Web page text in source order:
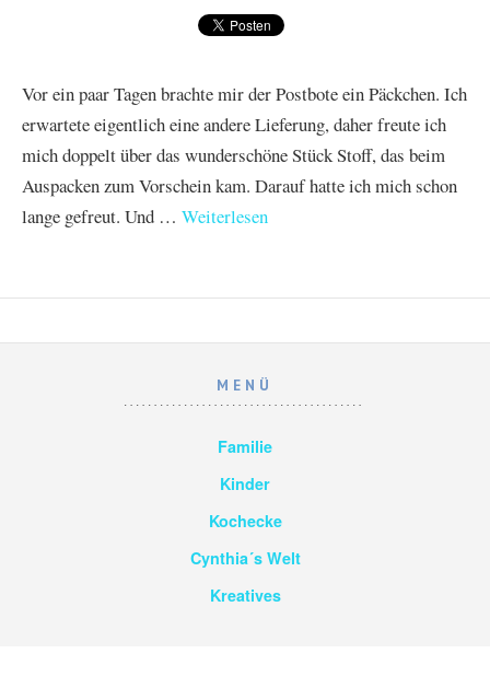
Vor ein paar Tagen brachte mir der Postbote ein Päckchen. Ich
erwartete eigentlich eine andere Lieferung, daher freute ich
mich doppelt über das wunderschöne Stück Stoff, das beim
Auspacken zum Vorschein kam. Darauf hatte ich mich schon
lange gefreut. Und … Weiterlesen
MENÜ
Familie
Kinder
Kochecke
Cynthia´s Welt
Kreatives